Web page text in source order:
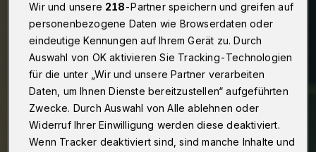
Wir und unsere 218-Partner speichern und greifen auf
personenbezogene Daten wie Browserdaten oder
eindeutige Kennungen auf Ihrem Gerät zu. Durch
Auswahl von OK aktivieren Sie Tracking-Technologien
für die unter „Wir und unsere Partner verarbeiten
Daten, um Ihnen Dienste bereitzustellen“ aufgeführten
Zwecke. Durch Auswahl von Alle ablehnen oder
Widerruf Ihrer Einwilligung werden diese deaktiviert.
Wenn Tracker deaktiviert sind, sind manche Inhalte und